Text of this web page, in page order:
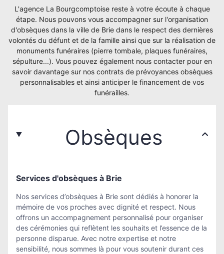
L'agence La Bourgcomptoise reste à votre écoute à chaque
étape. Nous pouvons vous accompagner sur l'organisation
d'obsèques dans la ville de Brie dans le respect des dernières
volontés du défunt et de la famille ainsi que sur la réalisation de
monuments funéraires (pierre tombale, plaques funéraires,
sépulture...). Vous pouvez également nous contacter pour en
savoir davantage sur nos contrats de prévoyances obsèques
personnalisables et ainsi anticiper le financement de vos
funérailles.
Obsèques
Services d'obsèques à Brie
Nos services d’obsèques à Brie sont dédiés à honorer la
mémoire de vos proches avec dignité et respect. Nous
offrons un accompagnement personnalisé pour organiser
des cérémonies qui reflètent les souhaits et l’essence de la
personne disparue. Avec notre expertise et notre
sensibilité, nous sommes là pour vous soutenir durant ces